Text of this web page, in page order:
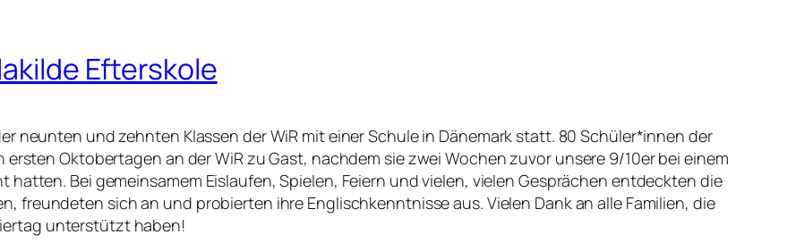
Efterskole
neunten und zehnten Klassen der WiR mit einer Schule in Dänemark statt. 80 Schüler*innen der
Oktobertagen an der WiR zu Gast, nachdem sie zwei Wochen zuvor unsere 9/10er bei einem
Bei gemeinsamem Eislaufen, Spielen, Feiern und vielen, vielen Gesprächen entdeckten die
freundeten sich an und probierten ihre Englischkenntnisse aus. Vielen Dank an alle Familien, die
unterstützt haben!